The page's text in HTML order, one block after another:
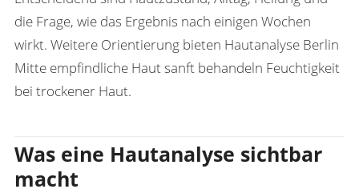
die Frage, wie das Ergebnis nach einigen Wochen
wirkt. Weitere Orientierung bieten Hautanalyse Berlin
Mitte empfindliche Haut sanft behandeln Feuchtigkeit
bei trockener Haut.
Was eine Hautanalyse sichtbar
macht